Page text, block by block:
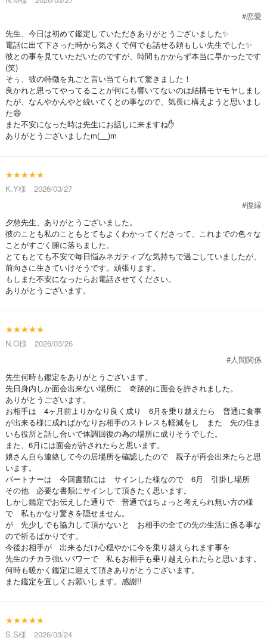
#恋愛
先生、今日は初めて鑑定していただきありがとうございました✨
電話に出て下さった時から気さくで何でも話せる頼もしい先生でした✨
彼との事を見ていただいたのですが、時間もかからず本当に早かったです
(笑)
そぅ、彼の特徴を丸ごと言い当てられて驚きました！
良かれと思ってやってることが何にも響いてないのは結構モヤモヤしまし
たが、なんやかんやと続いてくとの事なので、気長に構えようと思いまし
た😄
また不安になった時は先生にお話しに来ますね✋
ありがとうございましたm(__)m
★★★★★
K.Y様 2026/03/27
#復縁
夕慈先生、ありがとうございました。
彼のことも私のこともとてもよくわかってくださって、これまでの色々な
ことがすごく腑に落ちました。
とてもとても不安で毎日悩みネガティブな気持ちで過ごしていましたが、
前向きに生きていけそうです。頑張ります。
もしまた不安になったらお電話させてください。
ありがとうございます。
★★★★★
N.O様 2026/03/26
#人間関係
先生何時も鑑定をありがとうございます。
先日身内しか面会出来ない場所に 奇跡的に面会を許されました。
ありがとうございます。
お相手は 4ヶ月前よりかなり良く成り 6月を乗り越えたら 普通に食事
が出来る様に成ればかなりお相手のストレスも軽減をし また 先の住ま
いも役所と話し合いで体調回復の為の場所に成りそうでした。
また、6月には面会が許されたらと思います。
娘さん自ら連絡して今の居場所を確認したので 親子が再会出来たらと思
います。
パートナーは 今回書類には サインした様なので 6月 引掛し場所
その他 必要な書類にサインして頂きたく思います。
しかし鑑定でお伝えした通りで 普通ではちょっと考えられ無い方の様
で 私もかなり驚きを隠せません。
が 先少しでも協力して頂かないと お相手の全ての先の生活に係る事な
ので祈るばかりです。
今後お相手が 出来るだけ心穏やかに今を乗り越えられます事を
先生のチカラ強いパワーで 私もお相手も乗り越えられたらと思います。
何時も暖かく鑑定に迎えて頂きありがとうございます。
また鑑定を宜しくお願いします。感謝!!
★★★★★
S.S様 2026/03/24